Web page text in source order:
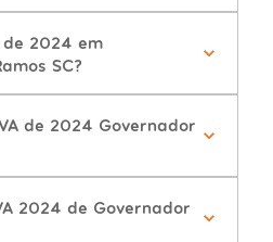
de 2024 em
SC?
de 2024 Governador
2024 de Governador